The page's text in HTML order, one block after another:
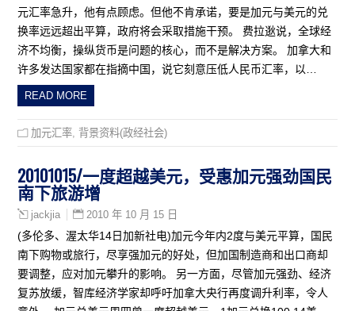
元汇率急升，他有点顾虑。但他不肯承诺，要是加元与美元的兑
换率远远超出平算，政府将会采取措施干预。 费拉逖说，全球经
济不均衡，操纵货币是问题的核心，而不是解决方案。 加拿大和
许多发达国家都在指摘中国，说它刻意压低人民币汇率，以…
READ MORE
加元汇率 背景资料(政经社会)
20101015/一度超越美元，受惠加元强劲国民
南下旅游增
jackjia 2010 年 10 月 15 日
(多伦多、渥太华14日加新社电)加元今年内2度与美元平算，国民
南下购物或旅行，尽享强加元的好处，但加国制造商和出口商却
要调整，应对加元攀升的影响。 另一方面，尽管加元强劲、经济
复苏放缓，智库经济学家却呼吁加拿大央行再度调升利率，令人